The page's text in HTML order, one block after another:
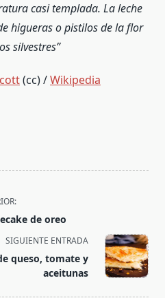
casi templada. La leche
higueras o pistilos de la flor
silvestres”
(cc) /Wikipedia
de oreo
SIGUIENTE ENTRADA
queso, tomate y
aceitunas